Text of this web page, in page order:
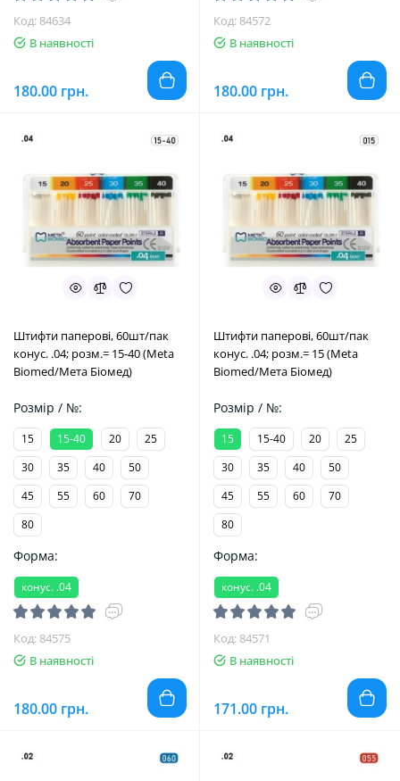
Код: 84634
В наявності
180.00 грн.
Код: 84572
В наявності
180.00 грн.
Штифти паперові, 60шт/пак
конус. .04; розм.= 15-40 (Meta
Biomed/Мета Біомед)
Розмір / №:
15 15-40 20
25
30
35 40
50
45
55 60
70
80
Форма:
конус. .04
Код: 84575
В наявності
180.00 грн.
Штифти паперові, 60шт/пак
конус. .04; розм.= 15 (Meta
Biomed/Мета Біомед)
Розмір / №:
15 15-40 20
25
30
35 40
50
45
55 60
70
80
Форма:
конус. .04
Код: 84571
В наявності
171.00 грн.